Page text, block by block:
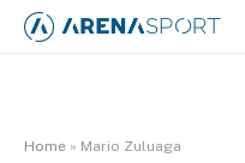
Home » Mario Zuluaga